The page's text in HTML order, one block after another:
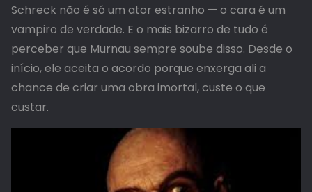
Schreck não é só um ator estranho — o cara é um
vampiro de verdade. E o mais bizarro de tudo é
perceber que Murnau sempre soube disso. Desde o
início, ele aceita o acordo porque enxerga ali a
chance de criar uma obra imortal, custe o que
custar.